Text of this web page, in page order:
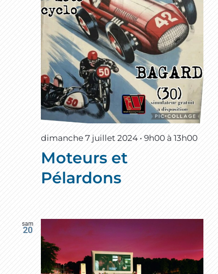
dimanche 7 juillet 2024 • 9h00 à13h00
Moteurs et
Pélardons
sam
20